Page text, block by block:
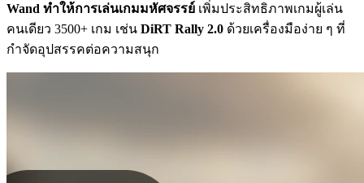
Wand ทำให้การเล่นเกมมหัศจรรย์ เพิ่มประสิทธิภาพเกมผู้เล่น
คนเดียว 3500+ เกม เช่น DiRT Rally 2.0 ด้วยเครื่องมือง่าย ๆ ที่
กำจัดอุปสรรคต่อความสนุก